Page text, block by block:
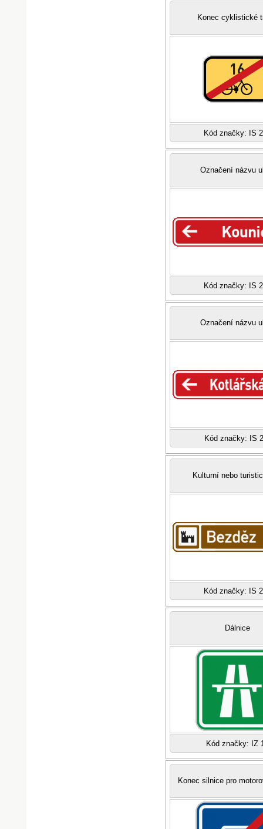
Konec cyklistické
Kód značky: IS
Označení názvu
Kód značky: IS
Označení názvu
Kód značky: IS
Kulturní nebo
Kód značky: IS
Dálnice
Kód značky: IZ
Konec silnice pro